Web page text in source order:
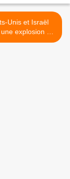
Unis et Israël
explosion au
de la Palestine